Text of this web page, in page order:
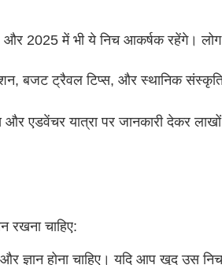
और 2025 में भी ये निच आकर्षक रहेंगे।
बजट ट्रैवल टिप्स, और स्थानिक संस्कृति
एडवेंचर यात्रा पर जानकारी देकर लाखों
रखना चाहिए:
ज्ञान होना चाहिए। यदि आप खुद उस